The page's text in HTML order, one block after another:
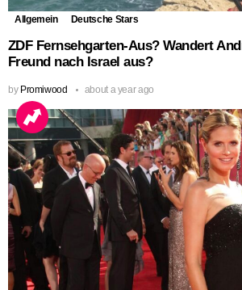
Allgemein Deutsche Stars
ZDF Fernsehgarten-Aus? Wandert
Freund nach Israel aus?
by Promiwood about a year ago